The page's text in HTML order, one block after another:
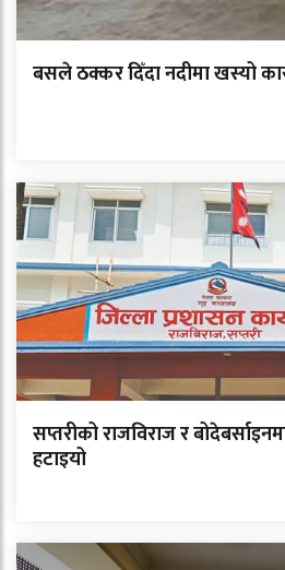
बसले ठक्कर दिँदा नदीमा खस्यो
सप्तरीको राजविराज र
हटाइयो